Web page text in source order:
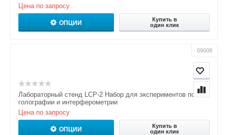
Цена по запросу
ОПЦИИ
Купить в
один клик
09008
Лабораторный стенд LCP-2 Набор для экспериментов по
голографии и интерферометрии
Цена по запросу
ОПЦИИ
Купить в
один клик